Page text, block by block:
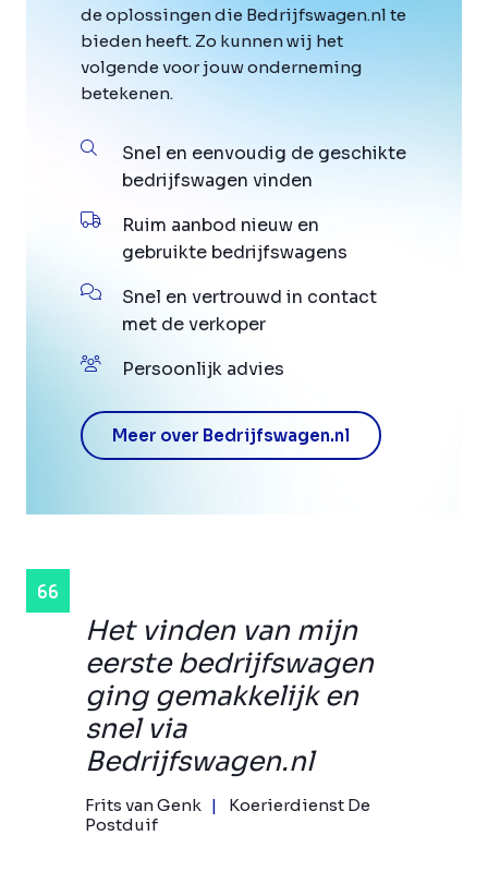
Het vinden van mijn
eerste bedrijfswagen
ging gemakkelijk en
snel via
Bedrijfswagen.nl
Frits van Genk
Koerierdienst De
Postduif
de oplossingen die Bedrijfswagen.nl te
bieden heeft. Zo kunnen wij het
volgende voor jouw onderneming
betekenen.
Snel en eenvoudig de geschikte
bedrijfswagen vinden
Ruim aanbod nieuw en
gebruikte bedrijfswagens
Snel en vertrouwd in contact
met de verkoper
Persoonlijk advies
Meer over Bedrijfswagen.nl